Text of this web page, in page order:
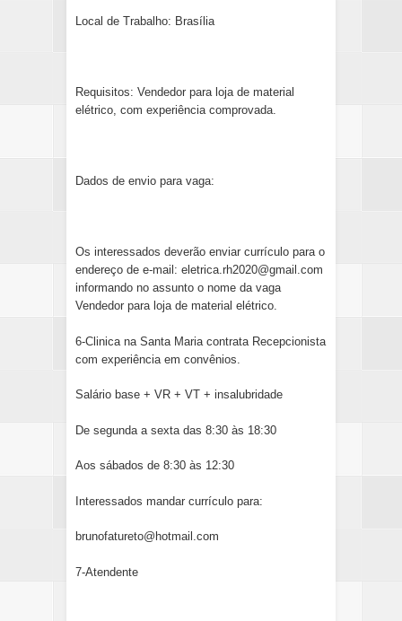
Local de Trabalho: Brasília
Requisitos: Vendedor para loja de material
elétrico, com experiência comprovada.
Dados de envio para vaga:
Os interessados deverão enviar currículo para o
endereço de e-mail: eletrica.rh2020@gmail.com
informando no assunto o nome da vaga
Vendedor para loja de material elétrico.
6-Clinica na Santa Maria contrata Recepcionista
com experiência em convênios.
Salário base + VR + VT + insalubridade
De segunda a sexta das 8:30 às 18:30
Aos sábados de 8:30 às 12:30
Interessados mandar currículo para:
brunofatureto@hotmail.com
7-Atendente